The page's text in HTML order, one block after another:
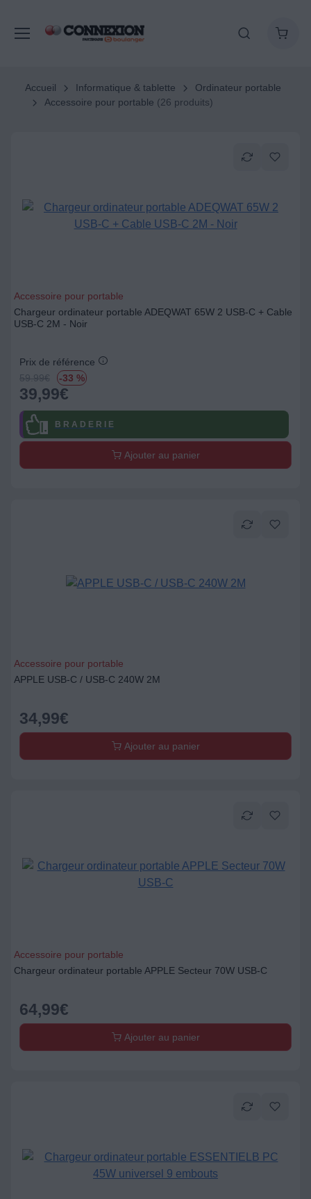
Accueil Informatique & tablette
Ordinateur portable
Accessoire pour portable (26 produits)
Accessoire pour portable
Chargeur ordinateur portable ADEQWAT 65W 2 USB-C + Cable
USB-C 2M - Noir
Prix de référence
59.99€ -33 %
39,99€
B R A D E R I E
Ajouter au panier
Accessoire pour portable
APPLE USB-C / USB-C 240W 2M
34,99€
Ajouter au panier
Accessoire pour portable
Chargeur ordinateur portable APPLE Secteur 70W USB-C
64,99€
Ajouter au panier